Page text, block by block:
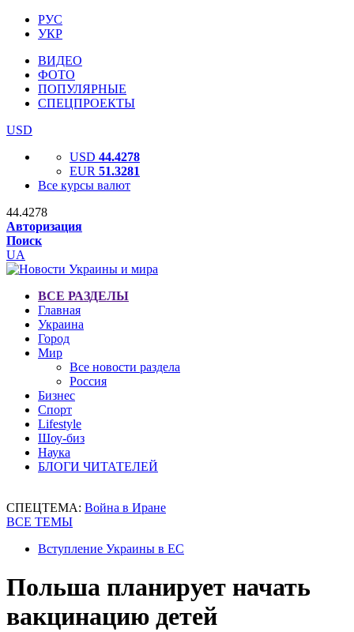
РУС
УКР
ВИДЕО
ФОТО
ПОПУЛЯРНЫЕ
СПЕЦПРОЕКТЫ
USD
USD 44.4278
EUR 51.3281
Все курсы валют
44.4278
Авторизация
Поиск
UA
ВСЕ РАЗДЕЛЫ
Главная
Украина
Город
Мир
Все новости раздела
Россия
Бизнес
Спорт
Lifestyle
Шоу-биз
Наука
БЛОГИ ЧИТАТЕЛЕЙ
СПЕЦТЕМА: Война в Иране
ВСЕ ТЕМЫ
Вступление Украины в ЕС
Польша планирует начать
вакцинацию детей